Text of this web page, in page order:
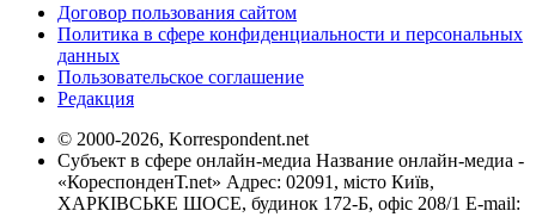
Договор пользования сайтом
Политика в сфере конфиденциальности и персональных
данных
Пользовательское соглашение
Редакция
© 2000-2026, Korrespondent.net
Субъект в сфере онлайн-медиа Название онлайн-медиа -
«КореспонденТ.net» Адрес: 02091, місто Київ,
ХАРКІВСЬКЕ ШОСЕ, будинок 172-Б, офіс 208/1 E-mail: